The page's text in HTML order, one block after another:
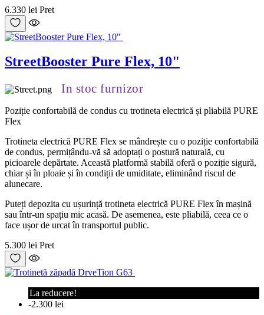
6.330 lei Pret
StreetBooster Pure Flex, 10"
In stoc furnizor
Poziție confortabilă de condus cu trotineta electrică și pliabilă PURE
Flex
Trotineta electrică PURE Flex se mândrește cu o poziție confortabilă
de condus, permițându-vă să adoptați o postură naturală, cu
picioarele depărtate. Această platformă stabilă oferă o poziție sigură,
chiar și în ploaie și în condiții de umiditate, eliminând riscul de
alunecare.
Puteți depozita cu ușurință trotineta electrică PURE Flex în mașină
sau într-un spațiu mic acasă. De asemenea, este pliabilă, ceea ce o
face ușor de urcat în transportul public.
5.300 lei Pret
La reducere!
-2.300 lei